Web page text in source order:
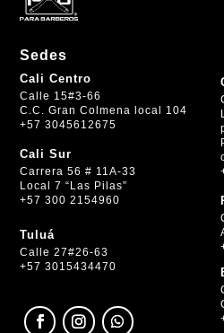
Sedes
Cali Centro
Calle 15#3-66
C.C. Gran Colmena local 104
+57 3045612675
Cali Sur
Carrera 56 # 11A-33
Local 7 “Las Pilas”
+57 300 2154960
Tuluá
Calle 27#26-63
+57 3015434470